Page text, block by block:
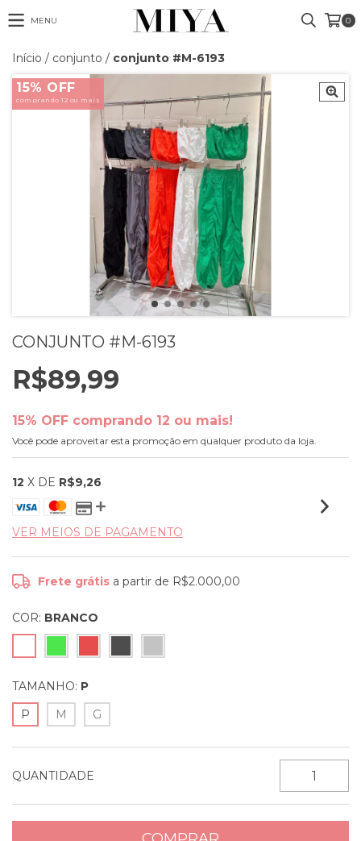
MENU 0
Início / conjunto / conjunto #M-6193
15% OFF
comprando 12 ou mais
CONJUNTO #M-6193
R$89,99
15% OFF comprando 12 ou mais!
Você pode aproveitar esta promoção em qualquer produto da loja.
12 X DE R$9,26
VER MEIOS DE PAGAMENTO
Frete grátis a partir de R$2.000,00
COR: BRANCO
TAMANHO: P
P
M G
QUANTIDADE